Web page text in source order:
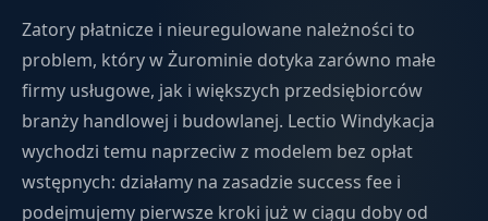
Zatory płatnicze i nieuregulowane należności to
problem, który w Żurominie dotyka zarówno małe
firmy usługowe, jak i większych przedsiębiorców
branży handlowej i budowlanej. Lectio Windykacja
wychodzi temu naprzeciw z modelem bez opłat
wstępnych: działamy na zasadzie success fee i
podejmujemy pierwsze kroki już w ciągu doby od